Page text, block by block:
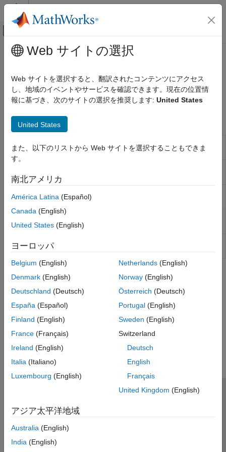
コンテンツへスキップ
オフキャンバス ナビゲーション メ
ドキュメンテーションのホーム
Simscape Electrical
Electrical ブロック ライブラリ
カテゴリ
システムレベルのモデル化
Asynchronous​
Mechanical
Reluctance and Stepper
Synchronous
メインコンテンツ
Brushed Motors
ブラシ DC モーター
ブラシ モーターを使用して回転運動を提供します。
Simscape ブロック
Compound
Motor
Compound motor model with electrical and
torque characteristics and fault modeling
angular position tracking and fault modeling
Shunt
Motor
characteristics
Universal
Motor
torque characteristics
トピック
電気駆動装置の調整
DC モーターのカスケード制御システムを調整する。
Web サイトの選択
Web サイトを選択すると、翻訳されたコンテンツにアクセス
し、地域のイベントやサービスを確認できます。現在の位置情
報に基づき、次のサイトの選択を推奨します: United States
United States
また、以下のリストから Web サイトを選択することもできま
す。
南北アメリカ
América Latina (Español)
Canada (English)
United States (English)
ヨーロッパ
Belgium (English)
Denmark (English)
Deutschland (Deutsch)
España (Español)
Finland (English)
France (Français)
Ireland (English)
Italia (Italiano)
Luxembourg (English)
Netherlands(English)
Norway(English)
Österreich (Deutsch)
Portugal(English)
Sweden (English)
Switzerland
Deutsch
English
Français
United Kingdom (English)
アジア太平洋地域
Australia (English)
India (English)
プライバシー ポリシー
違法コピー防止
アプリケーション ステータス
© 1994-2026 The MathWorks, Inc.